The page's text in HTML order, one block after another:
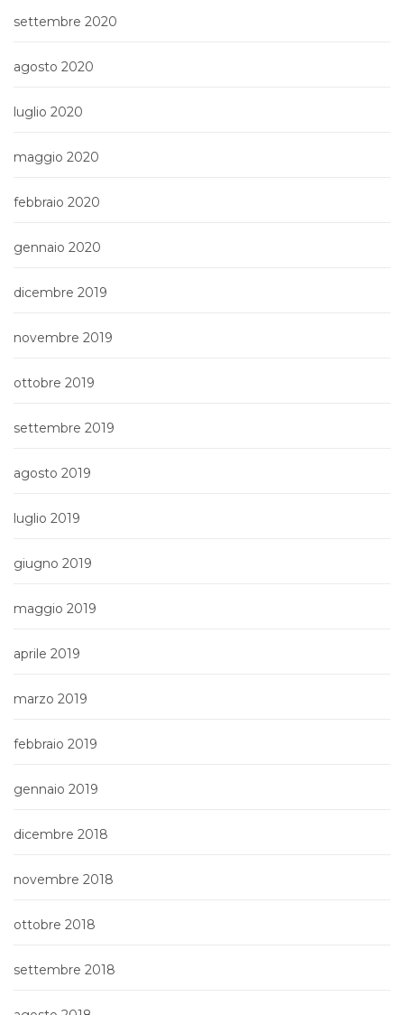
settembre 2020
agosto 2020
luglio 2020
maggio 2020
febbraio 2020
gennaio 2020
dicembre 2019
novembre 2019
ottobre 2019
settembre 2019
agosto 2019
luglio 2019
giugno 2019
maggio 2019
aprile 2019
marzo 2019
febbraio 2019
gennaio 2019
dicembre 2018
novembre 2018
ottobre 2018
settembre 2018